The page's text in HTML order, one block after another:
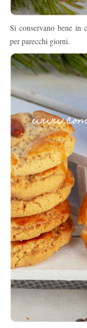
Si conservano bene in
per parecchi giorni.